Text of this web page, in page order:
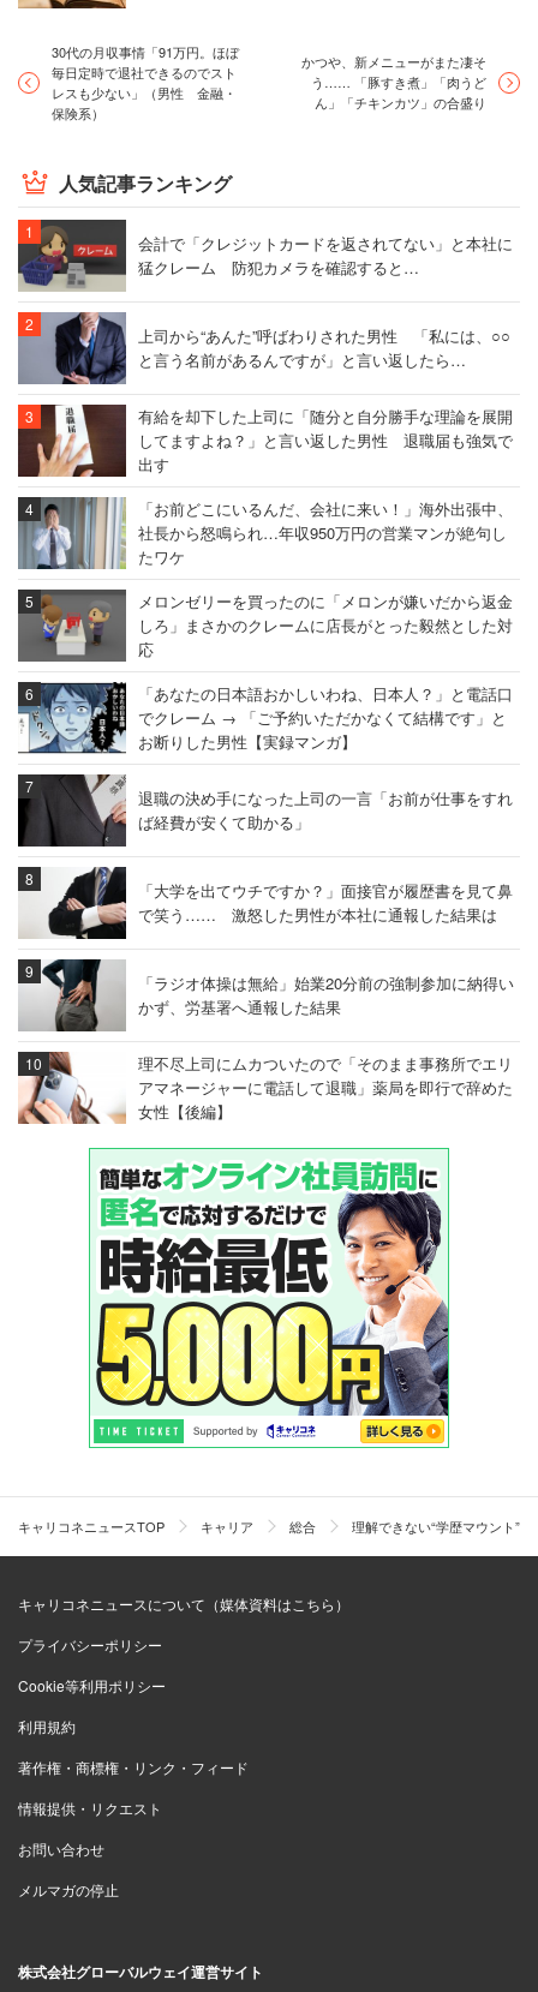
30代の月収事情「91万円。ほぼ
毎日定時で退社できるのでスト
レスも少ない」（男性 金融・
保険系）
かつや、新メニューがまた凄そ
う…… 「豚すき煮」「肉うど
ん」「チキンカツ」の合盛り
人気記事ランキング
会計で「クレジットカードを返されてない」と本社に
猛クレーム 防犯カメラを確認すると…
上司から“あんた”呼ばわりされた男性 「私には、○○
と言う名前があるんですが」と言い返したら…
有給を却下した上司に「随分と自分勝手な理論を展開
してますよね？」と言い返した男性 退職届も強気で
出す
「お前どこにいるんだ、会社に来い！」海外出張中、
社長から怒鳴られ…年収950万円の営業マンが絶句し
たワケ
メロンゼリーを買ったのに「メロンが嫌いだから返金
しろ」まさかのクレームに店長がとった毅然とした対
応
「あなたの日本語おかしいわね、日本人？」と電話口
でクレーム → 「ご予約いただかなくて結構です」と
お断りした男性【実録マンガ】
退職の決め手になった上司の一言「お前が仕事をすれ
ば経費が安くて助かる」
「大学を出てウチですか？」面接官が履歴書を見て鼻
で笑う…… 激怒した男性が本社に通報した結果は
「ラジオ体操は無給」始業20分前の強制参加に納得い
かず、労基署へ通報した結果
理不尽上司にムカついたので「そのまま事務所でエリ
アマネージャーに電話して退職」薬局を即行で辞めた
女性【後編】
キャリコネニュースTOP キャリア 総合 理解できない“学歴マウント”
キャリコネニュースについて（媒体資料はこちら）
プライバシーポリシー
Cookie等利用ポリシー
利用規約
著作権・商標権・リンク・フィード
情報提供・リクエスト
お問い合わせ
メルマガの停止
株式会社グローバルウェイ運営サイト